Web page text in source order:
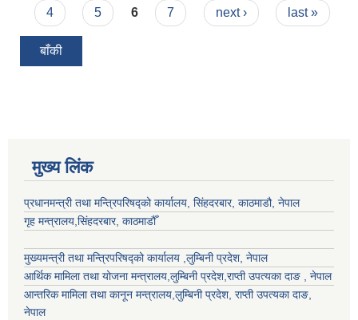
4
5 6 7 next › last »
बाँकी
मुख्य लिंक
प्रधानमन्त्री तथा मन्त्रिपरिषद्को कार्यालय, सिंहदरबार, काठमाडौ, नेपाल
गृह मन्त्रालय,सिंहदरबार, काठमाडौँ
मुख्यमन्त्री तथा मन्त्रिपरिषद्को कार्यालय ,लुम्बिनी प्रदेश, नेपाल
आर्थिक मामिला तथा योजना मन्त्रालय,लुम्बिनी प्रदेश,राप्ती उपत्यका दाङ , नेपाल
आन्तरिक मामिला तथा कानून मन्त्रालय,लुम्बिनी प्रदेश, राप्ती उपत्यका दाङ,
नेपाल